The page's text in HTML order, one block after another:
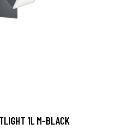
1L M-BLACK